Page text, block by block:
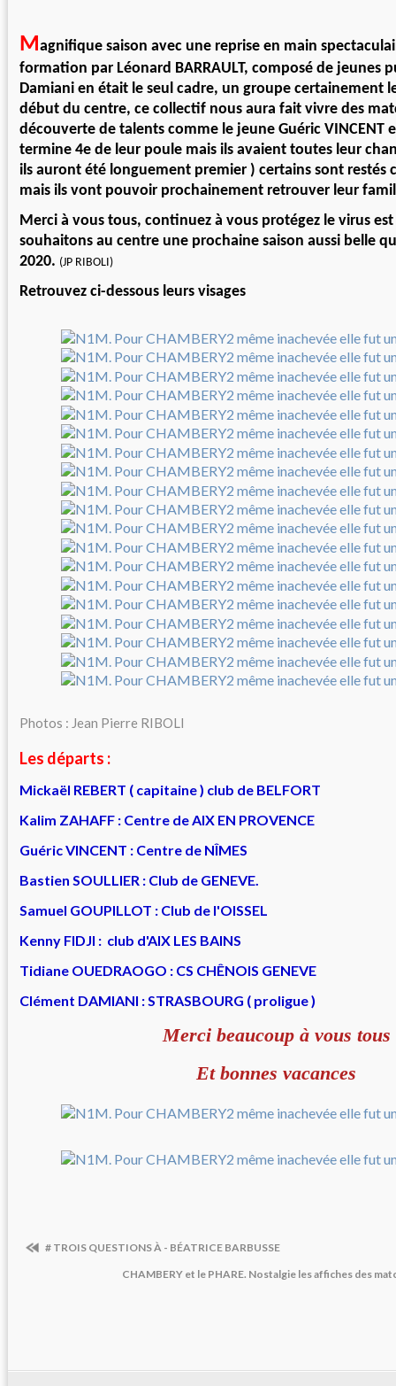
Magnifique saison avec une reprise en main
formation par Léonard BARRAULT, composé de jeunes
Damiani en était le seul cadre, un groupe certainement
début du centre, ce collectif nous aura fait vivre des
découverte de talents comme le jeune Guéric VINCENT
termine 4e de leur poule mais ils avaient toutes leur
ils auront été longuement premier ) certains sont restés
mais ils vont pouvoir prochainement retrouver leur
Merci à vous tous, continuez à vous protégez le virus
souhaitons au centre une prochaine saison aussi belle
2020. (JP RIBOLI)
Retrouvez ci-dessous leurs visages
Photos : Jean Pierre RIBOLI
Les départs :
Mickaël REBERT ( capitaine ) club de BELFORT
Kalim ZAHAFF : Centre de AIX EN PROVENCE
Guéric VINCENT : Centre de NÎMES
Bastien SOULLIER : Club de GENEVE.
Samuel GOUPILLOT : Club de l'OISSEL
Kenny FIDJI : club d'AIX LES BAINS
Tidiane OUEDRAOGO : CS CHÊNOIS GENEVE
Clément DAMIANI : STRASBOURG ( proligue )
Merci beaucoup à vous tous
Et bonnes vacances
# TROIS QUESTIONS À - BÉATRICE BARBUSSE
CHAMBERY et le PHARE. Nostalgie les affiches des